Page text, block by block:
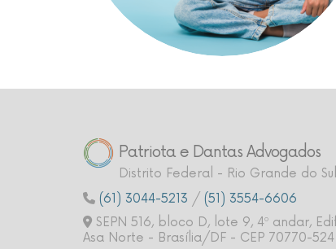
Patriota e Dantas Advogados
Distrito Federal - Rio Grande do
(61) 3044-5213 / (51) 3554-6606
SEPN 516, bloco D, lote 9, 4º andar,
Asa Norte - Brasília/DF - CEP 70770-524